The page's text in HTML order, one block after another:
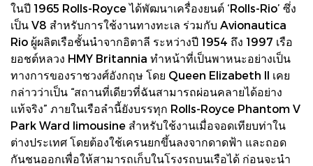
ในปี 1965 Rolls-Royce ได้พัฒนาเครื่องยนต์ ‘Rolls-Rio’ ซึ่ง
เป็น V8 สำหรับการใช้งานทางทะเล ร่วมกับ Avionautica
Rio ผู้ผลิตเรือชั้นนำจากอิตาลี ระหว่างปี 1954 ถึง 1997 เรือ
ยอชต์หลวง HMY Britannia ทำหน้าที่เป็นพาหนะอย่างเป็น
ทางการของราชวงศ์อังกฤษ โดย Queen Elizabeth II เคย
กล่าวว่าเป็น “สถานที่เดียวที่ฉันสามารถผ่อนคลายได้อย่าง
แท้จริง” ภายในเรือลำนี้ยังบรรทุก Rolls-Royce Phantom V
Park Ward limousine สำหรับใช้งานเมื่อจอดเทียบท่าใน
ต่างประเทศ โดยต้องใช้เครนยกขึ้นลงจากดาดฟ้า และถอด
กันชนออกเพื่อให้สามารถเก็บในโรงรถบนเรือได้ ก่อนจะนำ